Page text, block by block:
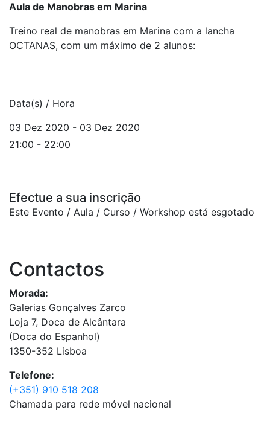
Aula de Manobras em Marina
Treino real de manobras em Marina com a lancha
OCTANAS, com um máximo de 2 alunos:
Data(s) / Hora
03 Dez 2020 - 03 Dez 2020
21:00 - 22:00
Efectue a sua inscrição
Este Evento / Aula / Curso / Workshop está esgotado
Contactos
Morada:
Galerias Gonçalves Zarco
Loja 7, Doca de Alcântara
(Doca do Espanhol)
1350-352 Lisboa
Telefone:
(+351) 910 518 208
Chamada para rede móvel nacional